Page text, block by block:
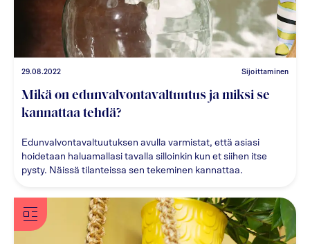
29.08.2022 Sijoittaminen
Mikä on edunvalvontavaltuutus ja miksi se
kannattaa tehdä?
Edunvalvontavaltuutuksen avulla varmistat, että asiasi
hoidetaan haluamallasi tavalla silloinkin kun et siihen itse
pysty. Näissä tilanteissa sen tekeminen kannattaa.